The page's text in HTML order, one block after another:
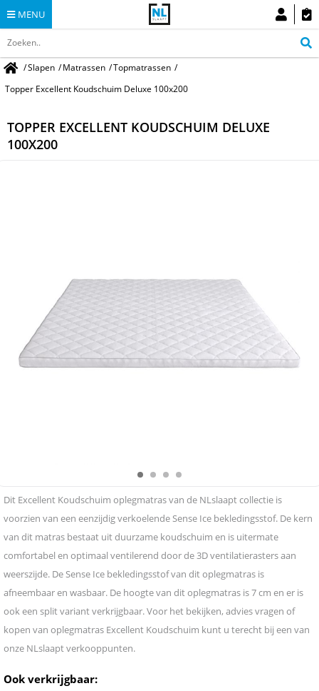
MENU
/Slapen /Matrassen /Topmatrassen /
Topper Excellent Koudschuim Deluxe 100x200
TOPPER EXCELLENT KOUDSCHUIM DELUXE
100X200
Dit Excellent Koudschuim oplegmatras van de NLslaapt collectie is
voorzien van een eenzijdig verkoelende Sense Ice bekledingsstof. De kern
van dit matras bestaat uit duurzame koudschuim en is uitermate
comfortabel en optimaal ventilerend door de 3D ventilatierasters aan
weerszijde. De Sense Ice bekledingsstof van dit oplegmatras is
afneembaar en wasbaar. De hoogte van dit oplegmatras is 7 cm en er is
ook een split variant verkrijgbaar. Voor het bekijken, advies vragen of
kopen van oplegmatras Excellent Koudschuim kunt u terecht bij een van
onze NLslaapt verkooppunten.
Ook verkrijgbaar: